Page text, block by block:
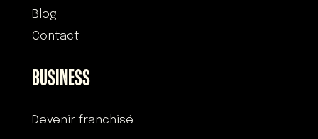
Blog
Contact
BUSINESS
Devenir franchisé